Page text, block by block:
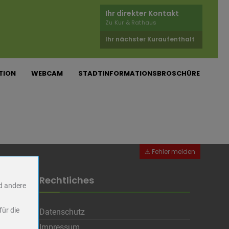
Ihr direkter Kontakt
Zu Kur & Rathaus
Ihr nächster Kuraufenthalt
WEBCAM STADTINFORMATIONSBROSCHÜRE
Rechtliches
Datenschutz
andere
die